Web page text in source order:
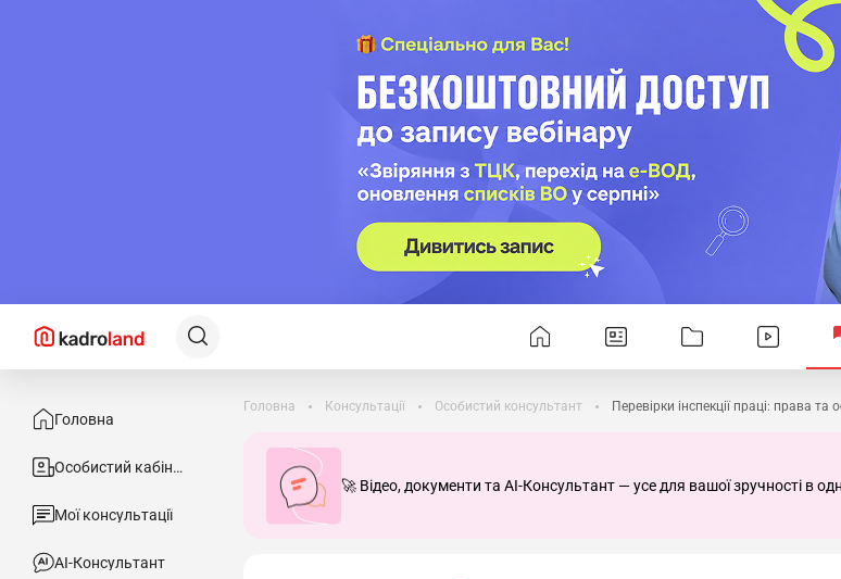
Головна
Особистий кабінет
Мої консультації
АІ-Консультант
Головна Консультації Особистий консультант Перевірки інспекції праці: права та
🚀 Відео, документи та AI-Консультант — усе для вашої зручності в